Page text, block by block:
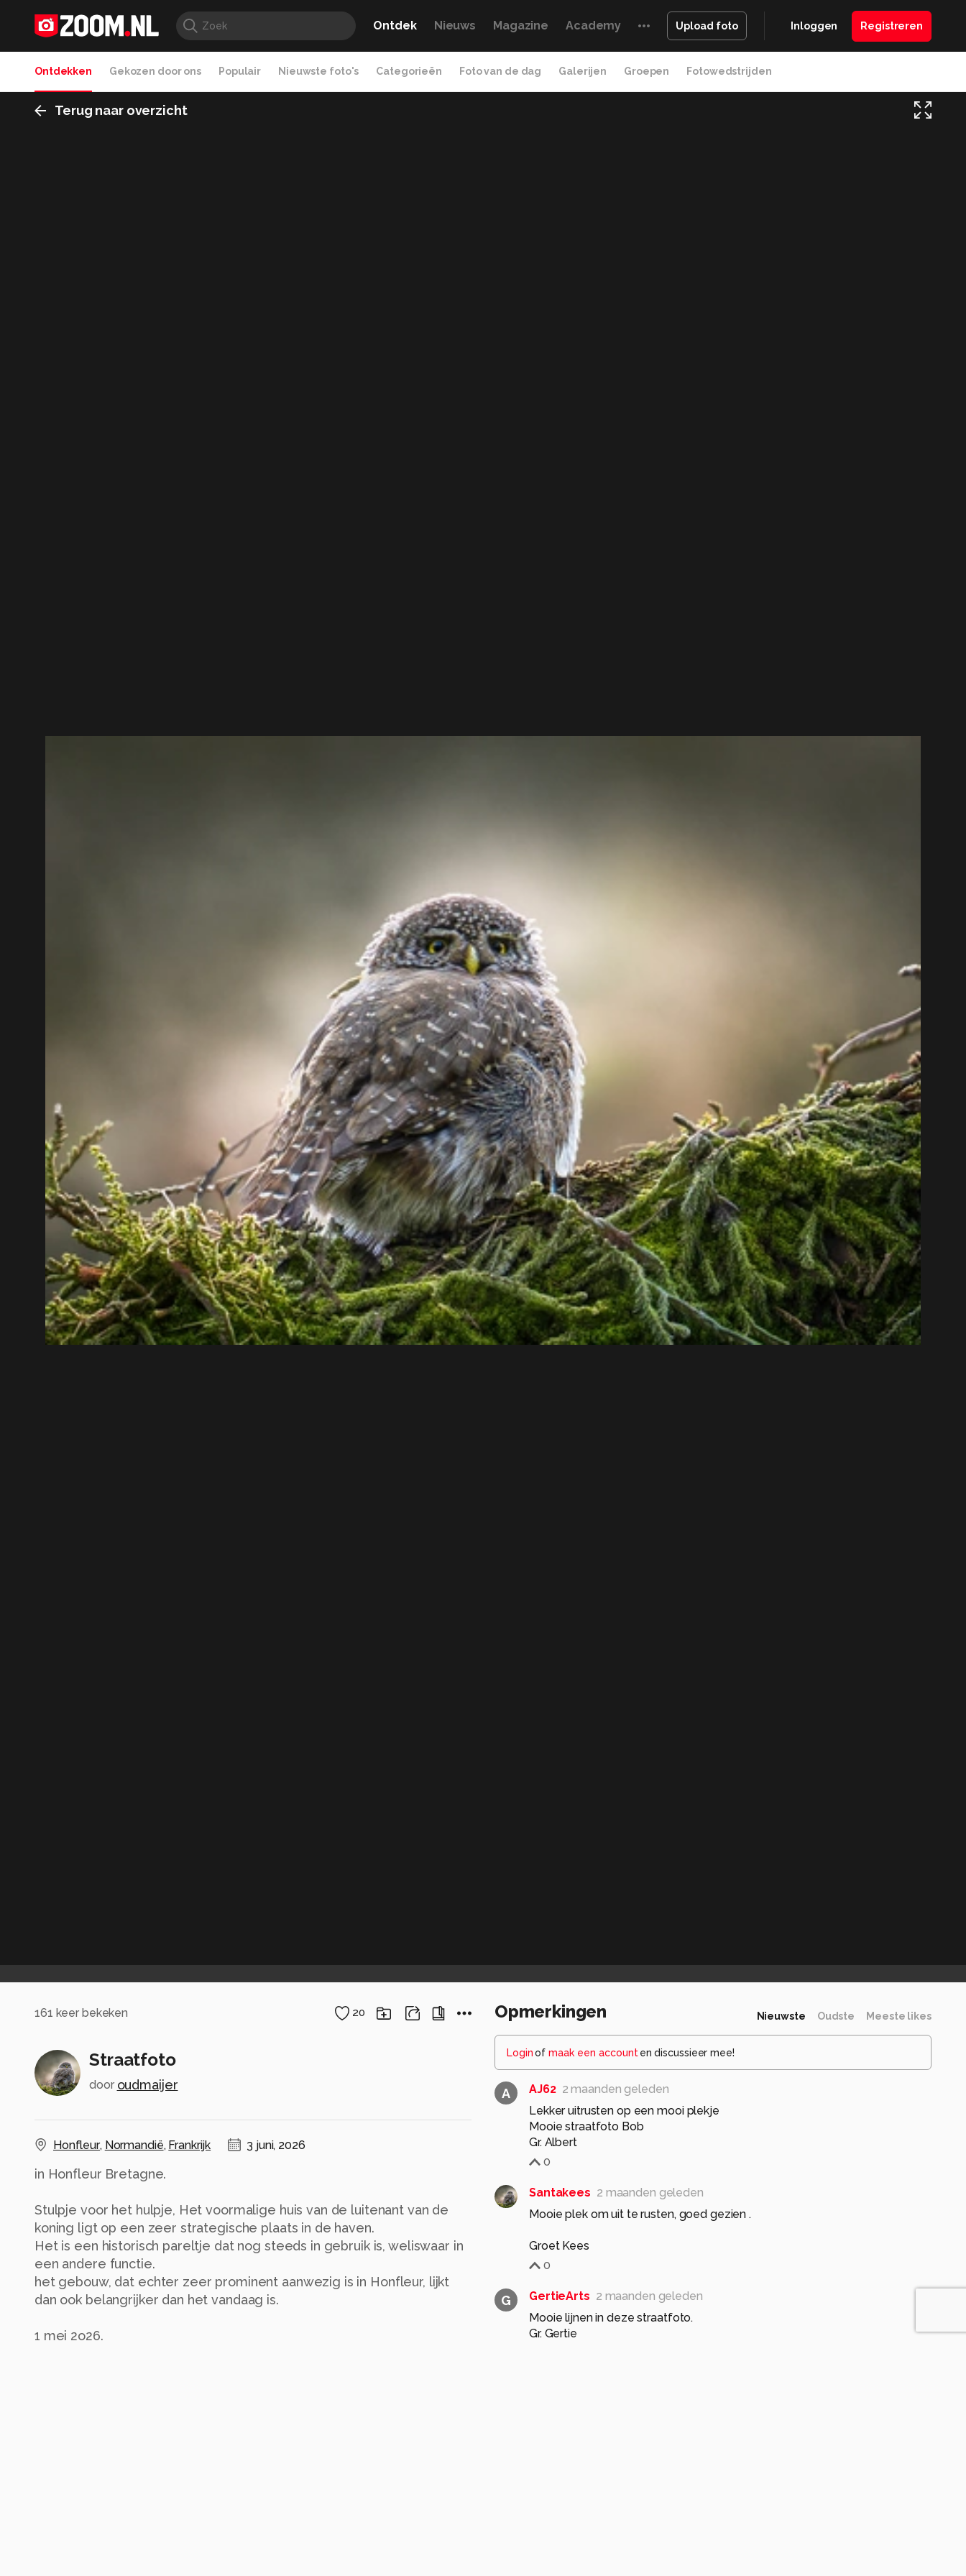
Ontdek Nieuws Magazine Academy Upload foto Inloggen Registreren
Ontdekken Gekozen door ons Populair Nieuwste foto's Categorieën Foto van de dag Galerijen Groepen Fotowedstrijden
Terug naar overzicht
161 keer bekeken 20
Straatfoto
door oudmaijer
Honfleur, Normandië, Frankrijk 3 juni, 2026
in Honfleur Bretagne.
Stulpje voor het hulpje, Het voormalige huis van de luitenant van de
koning ligt op een zeer strategische plaats in de haven.
Het is een historisch pareltje dat nog steeds in gebruik is, weliswaar in
een andere functie.
het gebouw, dat echter zeer prominent aanwezig is in Honfleur, lijkt
dan ook belangrijker dan het vandaag is.
1 mei 2o26.
Opmerkingen Nieuwste Oudste Meeste likes
Loginof maak een account en discussieer mee!
A AJ62 2 maanden geleden
Lekker uitrusten op een mooi plekje
Mooie straatfoto Bob
Gr. Albert
0
Santakees 2 maanden geleden
Mooie plek om uit te rusten, goed gezien .
Groet Kees
0
G GertieArts 2 maanden geleden
Mooie lijnen in deze straatfoto.
Gr. Gertie